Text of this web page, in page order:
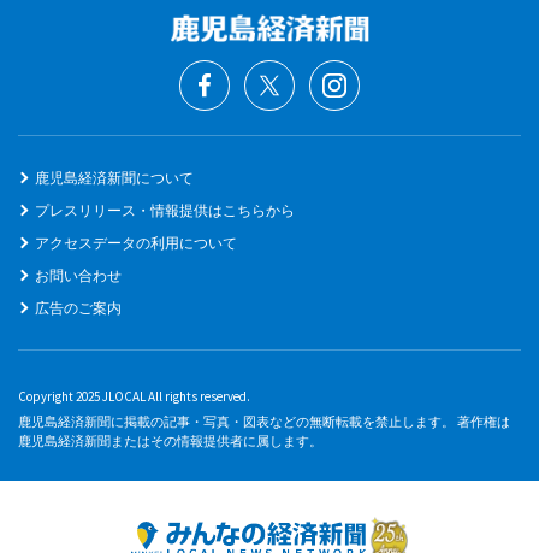
鹿児島経済新聞について
プレスリリース・情報提供はこちらから
アクセスデータの利用について
お問い合わせ
広告のご案内
Copyright 2025 JLOCAL All rights reserved.
鹿児島経済新聞に掲載の記事・写真・図表などの無断転載を禁止します。 著作権は
鹿児島経済新聞またはその情報提供者に属します。